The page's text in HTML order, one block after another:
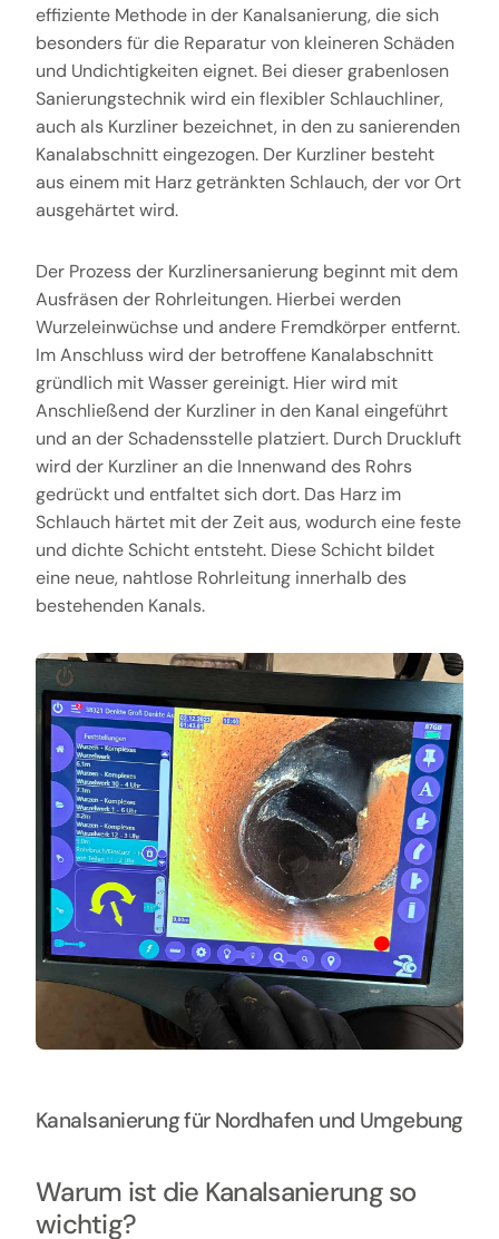
effiziente Methode in der Kanalsanierung, die sich
besonders für die Reparatur von kleineren Schäden
und Undichtigkeiten eignet. Bei dieser grabenlosen
Sanierungstechnik wird ein flexibler Schlauchliner,
auch als Kurzliner bezeichnet, in den zu sanierenden
Kanalabschnitt eingezogen. Der Kurzliner besteht
aus einem mit Harz getränkten Schlauch, der vor Ort
ausgehärtet wird.
Der Prozess der Kurzlinersanierung beginnt mit dem
Ausfräsen der Rohrleitungen. Hierbei werden
Wurzeleinwüchse und andere Fremdkörper entfernt.
Im Anschluss wird der betroffene Kanalabschnitt
gründlich mit Wasser gereinigt. Hier wird mit
Anschließend der Kurzliner in den Kanal eingeführt
und an der Schadensstelle platziert. Durch Druckluft
wird der Kurzliner an die Innenwand des Rohrs
gedrückt und entfaltet sich dort. Das Harz im
Schlauch härtet mit der Zeit aus, wodurch eine feste
und dichte Schicht entsteht. Diese Schicht bildet
eine neue, nahtlose Rohrleitung innerhalb des
bestehenden Kanals.
Kanalsanierung für Nordhafen und Umgebung
Warum ist die Kanalsanierung so
wichtig?